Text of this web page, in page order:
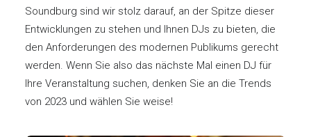
Soundburg sind wir stolz darauf, an der Spitze dieser
Entwicklungen zu stehen und Ihnen DJs zu bieten, die
den Anforderungen des modernen Publikums gerecht
werden. Wenn Sie also das nächste Mal einen DJ für
Ihre Veranstaltung suchen, denken Sie an die Trends
von 2023 und wählen Sie weise!